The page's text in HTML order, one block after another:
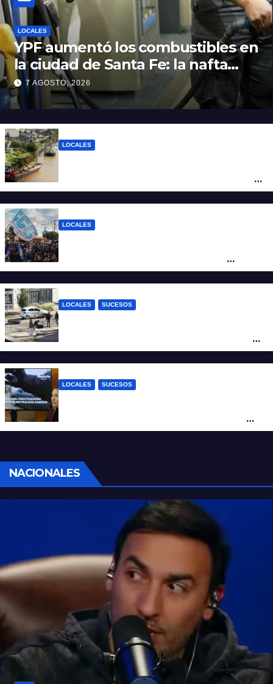
LOCALES
YPF aumentó los combustibles en
la ciudad de Santa Fe: la nafta
súper superó los $2.100 y llenar el
tanque cuesta más de $94.000
7 AGOSTO, 2026
LOCALES
posicionar los puertos del sur de Santa Fe
como salida para las exportaciones
LOCALES
sociales y sindicales
LOCALES SUCESOS
tendida sobre la calzada
LOCALES SUCESOS
con un arma blanca en la ruta 168
NACIONALES